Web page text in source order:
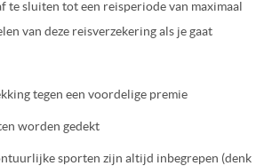
te sluiten tot een reisperiode van maximaal
van deze reisverzekering als je gaat
tegen een voordelige premie
worden gedekt
sporten zijn altijd inbegrepen (denk